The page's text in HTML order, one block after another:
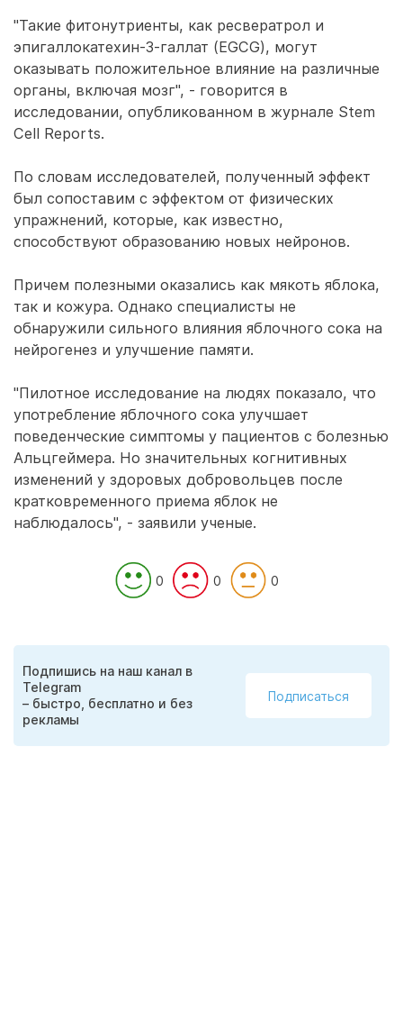
"Такие фитонутриенты, как ресвератрол и
эпигаллокатехин-3-галлат (EGCG), могут
оказывать положительное влияние на различные
органы, включая мозг", - говорится в
исследовании, опубликованном в журнале Stem
Cell Reports.
По словам исследователей, полученный эффект
был сопоставим с эффектом от физических
упражнений, которые, как известно,
способствуют образованию новых нейронов.
Причем полезными оказались как мякоть яблока,
так и кожура. Однако специалисты не
обнаружили сильного влияния яблочного сока на
нейрогенез и улучшение памяти.
"Пилотное исследование на людях показало, что
употребление яблочного сока улучшает
поведенческие симптомы у пациентов с болезнью
Альцгеймера. Но значительных когнитивных
изменений у здоровых добровольцев после
кратковременного приема яблок не
наблюдалось", - заявили ученые.
0 0 0
Подпишись на наш канал в
Telegram
– быстро, бесплатно и без
рекламы
Подписаться